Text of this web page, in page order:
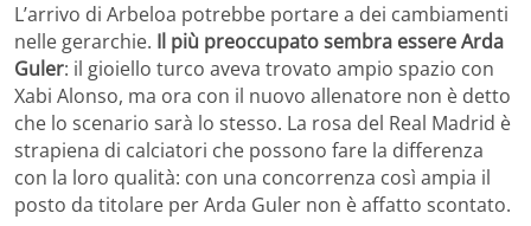
L’arrivo di Arbeloa potrebbe portare a dei cambiamenti
nelle gerarchie. Il più preoccupato sembra essere Arda
Guler: il gioiello turco aveva trovato ampio spazio con
Xabi Alonso, ma ora con il nuovo allenatore non è detto
che lo scenario sarà lo stesso. La rosa del Real Madrid è
strapiena di calciatori che possono fare la differenza
con la loro qualità: con una concorrenza così ampia il
posto da titolare per Arda Guler non è affatto scontato.